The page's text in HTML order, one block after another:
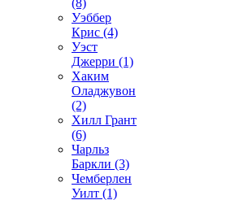
Уэббер
Крис (4)
Уэст
Джерри (1)
Хаким
Оладжувон
(2)
Хилл Грант
(6)
Чарльз
Баркли (3)
Чемберлен
Уилт (1)